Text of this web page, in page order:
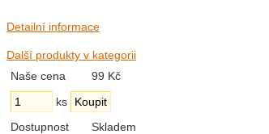
Detailní informace
Další produkty v kategorii
Naše cena
99 Kč
ks
Dostupnost
Skladem